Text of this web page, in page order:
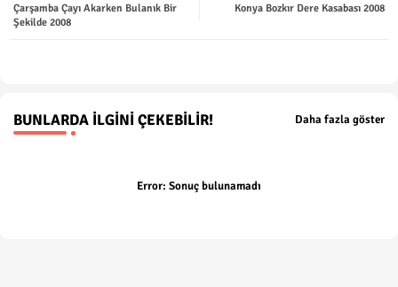
ter Konya Bozkır Dere Kasabası 2008
Çarşamba Çayı Akarken Bulanık Bir
Şekilde 2008
BUNLARDA İLGINI ÇEKEBILIR! Daha fazla göster
Error: Sonuç bulunamadı